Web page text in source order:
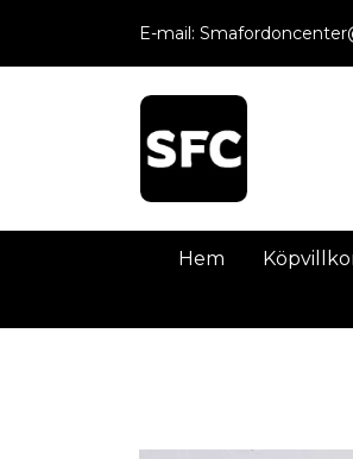
E-mail:
Hem